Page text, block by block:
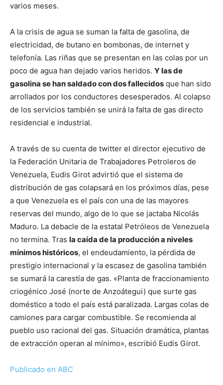
varios meses.
A la crisis de agua se suman la falta de gasolina, de
electricidad, de butano en bombonas, de internet y
telefonía. Las riñas que se presentan en las colas por un
poco de agua han dejado varios heridos. Y las de
gasolina se han saldado con dos fallecidos que han sido
arrollados por los conductores desesperados. Al colapso
de los servicios también se unirá la falta de gas directo
residencial e industrial.
A través de su cuenta de twitter el director ejecutivo de
la Federación Unitaria de Trabajadores Petroleros de
Venezuela, Eudis Girot advirtió que el sistema de
distribución de gas colapsará en los próximos días, pese
a que Venezuela es el país con una de las mayores
reservas del mundo, algo de lo que se jactaba Nicolás
Maduro. La debacle de la estatal Petróleos de Venezuela
no termina. Tras la caída de la producción a niveles
mínimos históricos, el endeudamiento, la pérdida de
prestigio internacional y la escasez de gasolina también
se sumará la carestía de gas. «Planta de fraccionamiento
criogénico José (norte de Anzoátegui) que surte gas
doméstico a todo el país está paralizada. Largas colas de
camiones para cargar combustible. Se recomienda al
pueblo uso racional del gas. Situación dramática, plantas
de extracción operan al mínimo», escribió Eudis Girot.
Publicado en ABC